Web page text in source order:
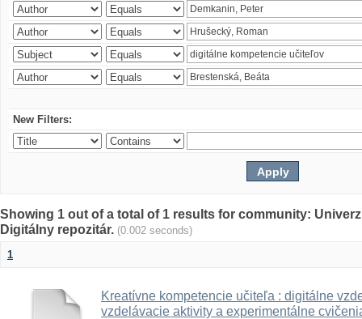
New Filters:
Showing 1 out of a total of 1 results for community:
Digitálny repozitár. (0.002 seconds)
1
Kreatívne kompetencie učiteľa : digitálne
vzdelávacie aktivity a experimentálne